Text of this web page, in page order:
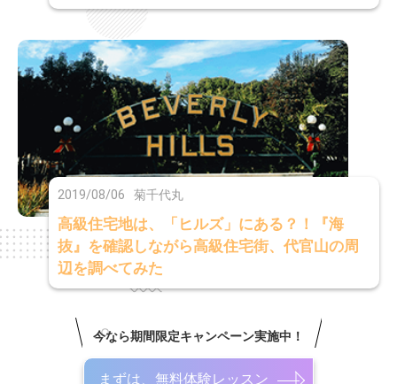
2019/08/06 菊千代丸
高級住宅地は、「ヒルズ」にある？！『海
抜』を確認しながら高級住宅街、代官山の周
辺を調べてみた
今なら期間限定キャンペーン実施中！
まずは、無料体験レッスン